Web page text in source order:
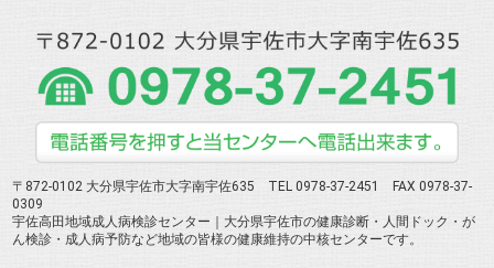
〒872-0102 大分県宇佐市大字南宇佐635 TEL 0978-37-2451 FAX 0978-37-
0309
宇佐高田地域成人病検診センター｜大分県宇佐市の健康診断・人間ドック・が
ん検診・成人病予防など地域の皆様の健康維持の中核センターです。